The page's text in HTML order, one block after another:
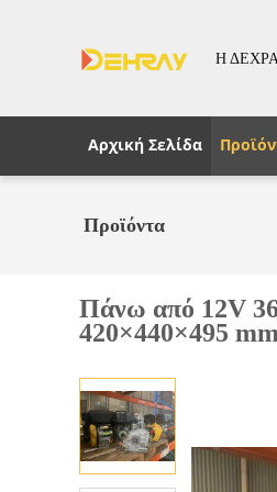
Η
Αρχική Σελίδα
Προϊόντα
Πάνω από 12V
420×440×495 mm